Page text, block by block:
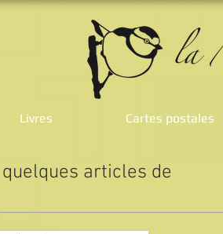
Livres Cartes postales
articles de